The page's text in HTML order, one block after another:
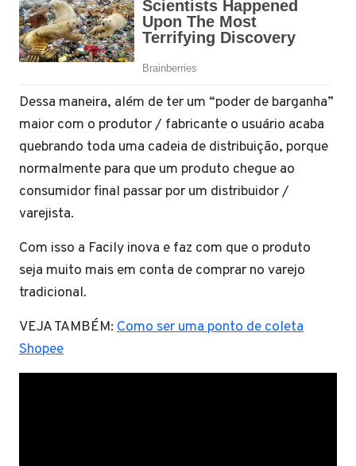
Dessa maneira, além de ter um “poder de barganha”
maior com o produtor / fabricante o usuário acaba
quebrando toda uma cadeia de distribuição, porque
normalmente para que um produto chegue ao
consumidor final passar por um distribuidor /
varejista.
Com isso a Facily inova e faz com que o produto
seja muito mais em conta de comprar no varejo
tradicional.
VEJA TAMBÉM: Como ser uma ponto de coleta
Shopee